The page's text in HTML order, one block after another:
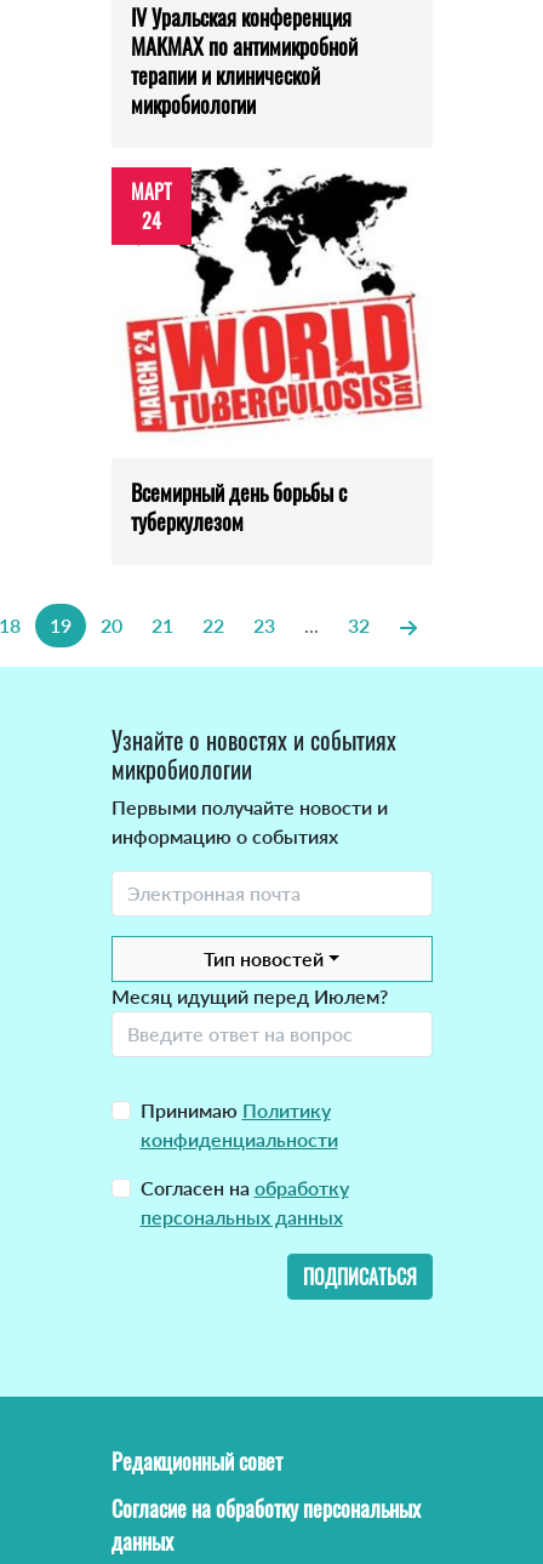
IV Уральская конференция
МАКМАХ по антимикробной
терапии и клинической
микробиологии
МАРТ
24
Всемирный день борьбы с
туберкулезом
19 20 21 22 23 ... 32
Узнайте о новостях и событиях
микробиологии
Первыми получайте новости и
информацию о событиях
Тип новостей
Месяц идущий перед Июлем?
Принимаю Политику
конфиденциальности
Согласен на обработку
персональных данных
ПОДПИСАТЬСЯ
Редакционный совет
Согласие на обработку персональных
данных